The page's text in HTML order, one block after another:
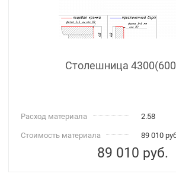
Столешница
Расход материала 2.58
Стоимость материала 89 010
89 010 руб.